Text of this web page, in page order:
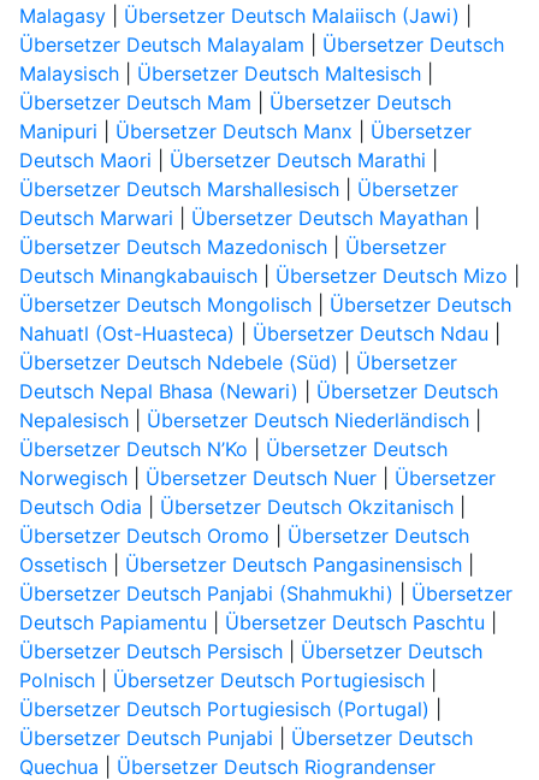
Malagasy| Übersetzer Deutsch Malaiisch (Jawi)
Übersetzer Deutsch Malayalam
Übersetzer Deutsch
Malaysisch| Übersetzer Deutsch Maltesisch|
Übersetzer Deutsch Mam
Übersetzer Deutsch
Manipuri
Übersetzer Deutsch Manx
Übersetzer
Deutsch Maori
Übersetzer Deutsch Marathi
Übersetzer Deutsch Marshallesisch| Übersetzer
Deutsch Marwari
Übersetzer Deutsch Mayathan|
Übersetzer Deutsch Mazedonisch| Übersetzer
Deutsch Minangkabauisch| Übersetzer Deutsch Mizo
Übersetzer Deutsch Mongolisch| Übersetzer Deutsch
Nahuatl (Ost-Huasteca)
Übersetzer Deutsch Ndau
Übersetzer Deutsch Ndebele (Süd)
Übersetzer
Deutsch Nepal Bhasa (Newari)
Übersetzer Deutsch
Nepalesisch| Übersetzer Deutsch Niederländisch|
Übersetzer Deutsch N’Ko
Übersetzer Deutsch
Norwegisch| Übersetzer Deutsch Nuer| Übersetzer
Deutsch Odia
Übersetzer Deutsch Okzitanisch|
Übersetzer Deutsch Oromo
Übersetzer Deutsch
Ossetisch| Übersetzer Deutsch Pangasinensisch|
Übersetzer Deutsch Panjabi (Shahmukhi)
Übersetzer
Deutsch Papiamentu
Übersetzer Deutsch Paschtu
Übersetzer Deutsch Persisch| Übersetzer Deutsch
Polnisch| Übersetzer Deutsch Portugiesisch|
Übersetzer Deutsch Portugiesisch (Portugal)
Übersetzer Deutsch Punjabi
Übersetzer Deutsch
Quechua
Übersetzer Deutsch Riograndenser